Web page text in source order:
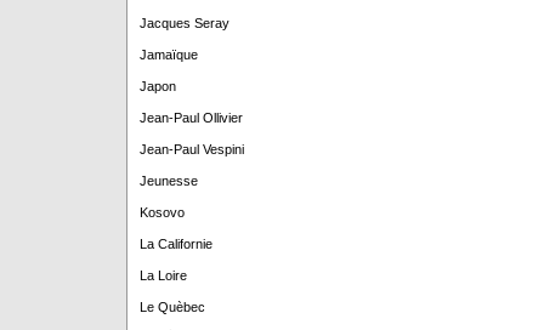
Jacques Seray
Jamaïque
Japon
Jean-Paul Ollivier
Jean-Paul Vespini
Jeunesse
Kosovo
La Californie
La Loire
Le Quèbec